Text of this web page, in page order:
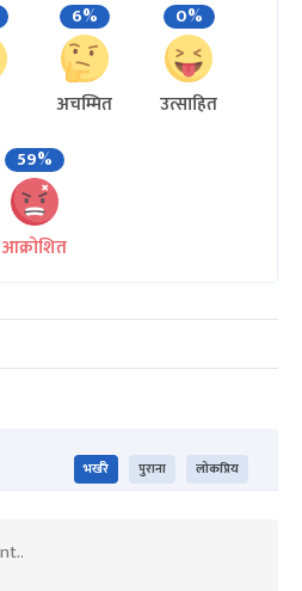
6%
अचम्मित
0%
उत्साहित
59%
आक्रोशित
भर्खरै पुराना लोकप्रिय